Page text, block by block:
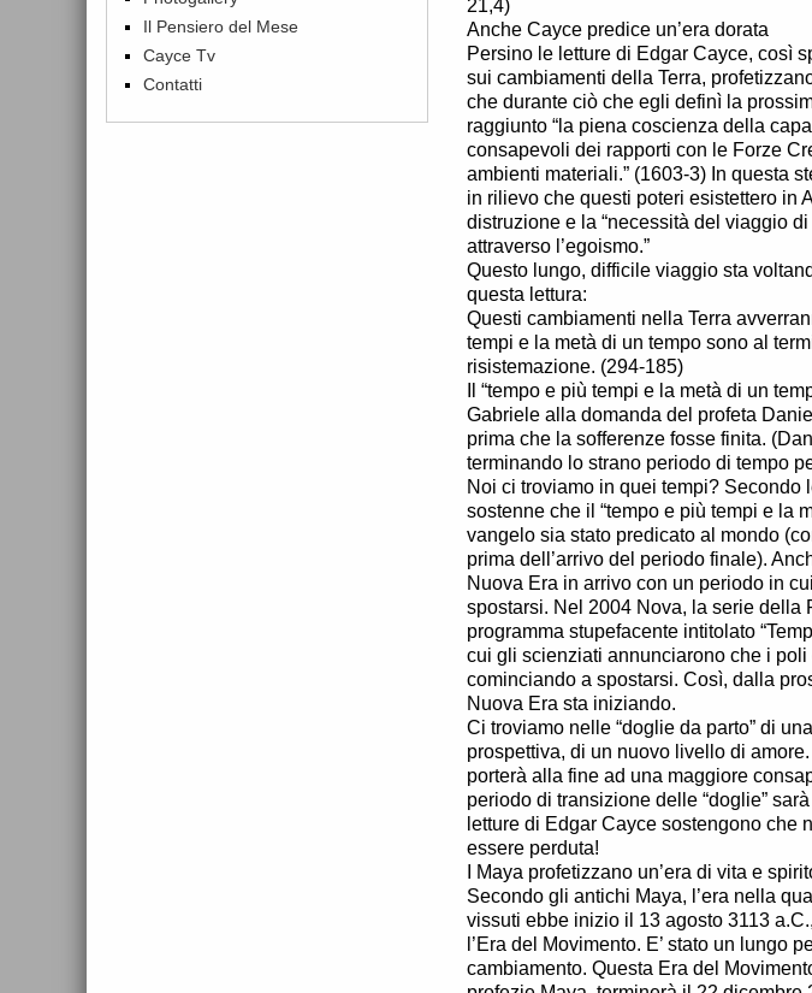
21,4)
Anche Cayce predice un’era dorata
Persino le letture di Edgar Cayce, così
sui cambiamenti della Terra,
che durante ciò che egli definì la
raggiunto “la piena coscienza della
consapevoli dei rapporti con le Forze
ambienti materiali.” (1603-3) In questa
in rilievo che questi poteri esistettero in
distruzione e la “necessità del viaggio
attraverso l’egoismo.”
Questo lungo, difficile viaggio sta
questa lettura:
Questi cambiamenti nella Terra
tempi e la metà di un tempo sono al
risistemazione. (294-185)
Il “tempo e più tempi e la metà di un
Gabriele alla domanda del profeta
prima che la sofferenze fosse finita.
terminando lo strano periodo di tempo
Noi ci troviamo in quei tempi? Secondo
sostenne che il “tempo e più tempi e la
vangelo sia stato predicato al mondo
prima dell’arrivo del periodo finale).
Nuova Era in arrivo con un periodo in
spostarsi. Nel 2004 Nova, la serie della
programma stupefacente intitolato
cui gli scienziati annunciarono che i poli
cominciando a spostarsi. Così, dalla
Nuova Era sta iniziando.
Ci troviamo nelle “doglie da parto” di
prospettiva, di un nuovo livello di
porterà alla fine ad una maggiore
periodo di transizione delle “doglie”
letture di Edgar Cayce sostengono che
essere perduta!
I Maya profetizzano un’era di vita e
Secondo gli antichi Maya, l’era nella
vissuti ebbe inizio il 13 agosto 3113
l’Era del Movimento. E’ stato un lungo
cambiamento. Questa Era del
Il Pensiero del Mese
Cayce Tv
Contatti